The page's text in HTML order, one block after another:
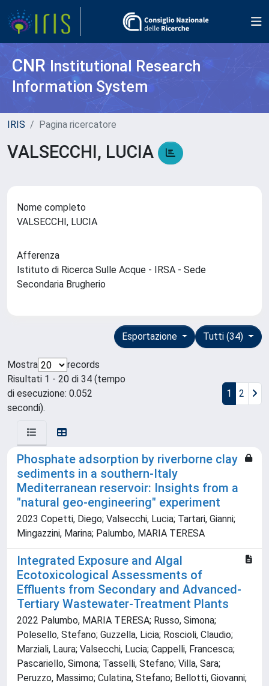
CNR Institutional Research
Information System
IRIS Pagina ricercatore
VALSECCHI, LUCIA
Nome completo
VALSECCHI, LUCIA
Afferenza
Istituto di Ricerca Sulle Acque - IRSA - Sede
Secondaria Brugherio
Tutti (34)
Esportazione
Mostra
records
Risultati 1 - 20 di 34 (tempo
di esecuzione: 0.052
secondi).
1 2
Phosphate adsorption by riverborne clay
sediments in a southern-Italy
Mediterranean reservoir: Insights from a
"natural geo-engineering" experiment
2023 Copetti, Diego; Valsecchi, Lucia; Tartari, Gianni;
Mingazzini, Marina; Palumbo, MARIA TERESA
Integrated Exposure and Algal
Ecotoxicological Assessments of
Effluents from Secondary and Advanced-
Tertiary Wastewater-Treatment Plants
2022 Palumbo, MARIA TERESA; Russo, Simona;
Polesello, Stefano; Guzzella, Licia; Roscioli, Claudio;
Marziali, Laura; Valsecchi, Lucia; Cappelli, Francesca;
Pascariello, Simona; Tasselli, Stefano; Villa, Sara;
Peruzzo, Massimo; Culatina, Stefano; Bellotti, Giovanni;